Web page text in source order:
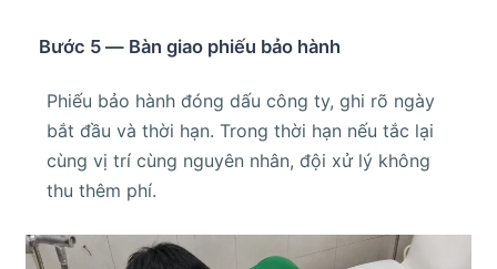
Bước 5 — Bàn giao phiếu bảo hành
Phiếu bảo hành đóng dấu công ty, ghi rõ ngày
bắt đầu và thời hạn. Trong thời hạn nếu tắc lại
cùng vị trí cùng nguyên nhân, đội xử lý không
thu thêm phí.